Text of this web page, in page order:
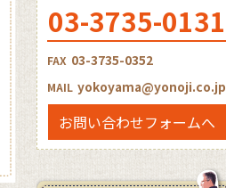
03-3735-0131
FAX 03-3735-0352
MAIL yokoyama@yonoji.co.jp
お問い合わせフォームへ